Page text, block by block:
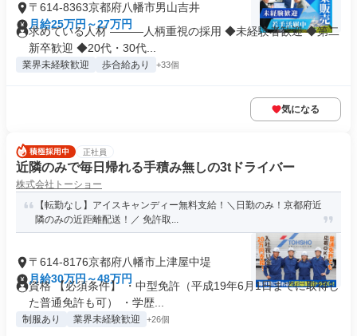
〒614-8363京都府八幡市男山吉井
月給25万円～27万円
求めている人材 ―――人柄重視の採用 ◆未経験者歓迎 ◆第二
新卒歓迎 ◆20代・30代...
業界未経験歓迎 歩合給あり +33個
気になる
正社員
近隣のみで毎日帰れる手積み無しの3tドライバー
株式会社トーショー
【転勤なし】アイスキャンディー無料支給！＼日勤のみ！京都府近
隣のみの近距離配送！／ 免許取...
〒614-8176京都府八幡市上津屋中堤
月給30万円～48万円
資格 【必須条件】 ・中型免許（平成19年6月1日までに取得し
た普通免許も可） ・学歴...
制服あり 業界未経験歓迎 +26個